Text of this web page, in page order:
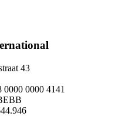
43
0000 4141